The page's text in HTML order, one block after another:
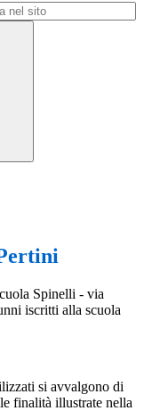
Spinelli - via
iscritti alla scuola
si avvalgono di
finalità illustrate nella